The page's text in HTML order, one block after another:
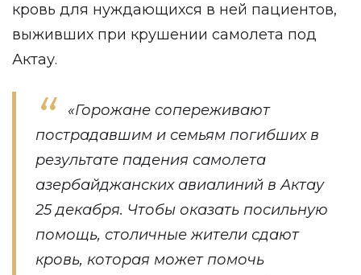
кровь для нуждающихся в ней пациентов,
выживших при крушении самолета под
Актау.
«Горожане сопереживают
пострадавшим и семьям погибших в
результате падения самолета
азербайджанских авиалиний в Актау
25 декабря. Чтобы оказать посильную
помощь, столичные жители сдают
кровь, которая может помочь